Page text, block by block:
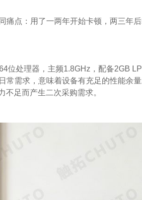
痛点：用了一两年开始卡顿，两三年
位处理器，主频1.8GHz，配备2GB
常需求，意味着设备有充足的性能余
不足而产生二次采购需求。